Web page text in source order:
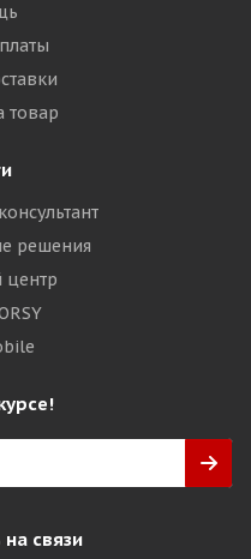
товар
решения
центр
связи